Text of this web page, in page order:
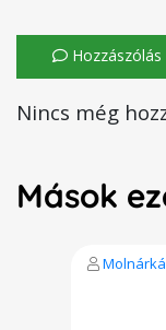
Hozzászólás
Nincs még
Mások